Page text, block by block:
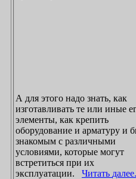
А для этого надо знать, как
изготавливать те или иные
элементы, как крепить
оборудование и арматуру и
знакомым с различными
условиями, которые могут
встретиться при их
эксплуатации.
Читать